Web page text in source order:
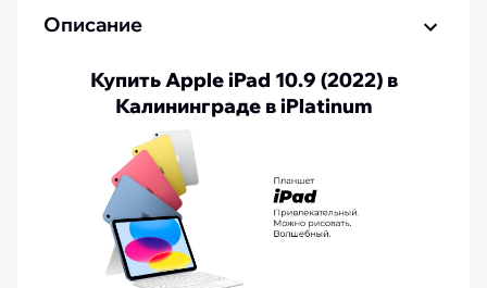
Описание
Купить Apple iPad 10.9 (2022) в
Калининграде в iPlatinum